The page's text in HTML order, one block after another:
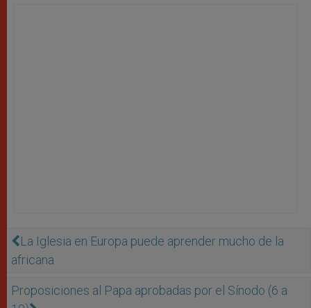
La Iglesia en Europa puede aprender mucho de la
africana
Proposiciones al Papa aprobadas por el Sínodo (6 a